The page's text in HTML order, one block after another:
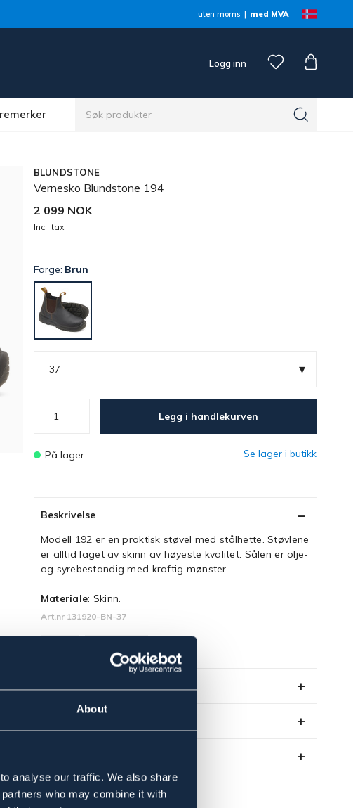
About
analyse our traffic. We also share
who may combine it with
uten moms med MVA
Logg inn
BLUNDSTONE
Vernesko Blundstone 194
2 099 NOK
Incl. tax:
Farge: Brun
37 ▾
Legg i handlekurven
På lager Se lager i butikk
Beskrivelse
Modell 192 er en praktisk støvel med stålhette. Støvlene
er alltid laget av skinn av høyeste kvalitet. Sålen er olje-
og syrebestandig med kraftig mønster.
Materiale: Skinn.
Art.nr 131920-BN-37